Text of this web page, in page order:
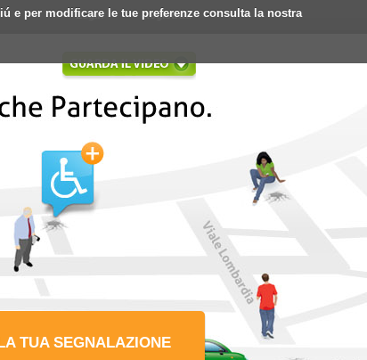
e per modificare le tue preferenze consulta la nostra
Login Registrati
TUA SEGNALAZIONE